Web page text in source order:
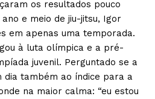
os resultados pouco
e meio de jiu-jitsu, Igor
em apenas uma temporada.
à luta olímpica e a pré-
juvenil. Perguntado se a
dia também ao índice para a
na maior calma: “eu estou